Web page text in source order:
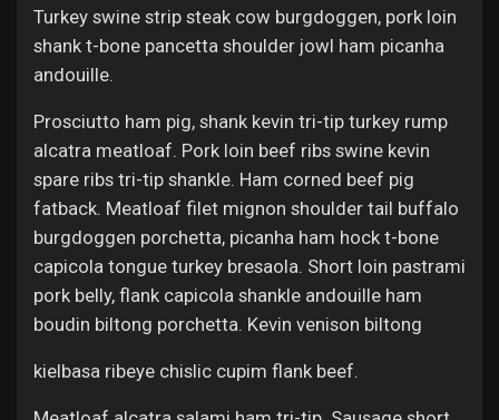
Turkey swine strip steak cow burgdoggen, pork loin
shank t-bone pancetta shoulder jowl ham picanha
andouille.
Prosciutto ham pig, shank kevin tri-tip turkey rump
alcatra meatloaf. Pork loin beef ribs swine kevin
spare ribs tri-tip shankle. Ham corned beef pig
fatback. Meatloaf filet mignon shoulder tail buffalo
burgdoggen porchetta, picanha ham hock t-bone
capicola tongue turkey bresaola. Short loin pastrami
pork belly, flank capicola shankle andouille ham
boudin biltong porchetta. Kevin venison biltong
kielbasa ribeye chislic cupim flank beef.